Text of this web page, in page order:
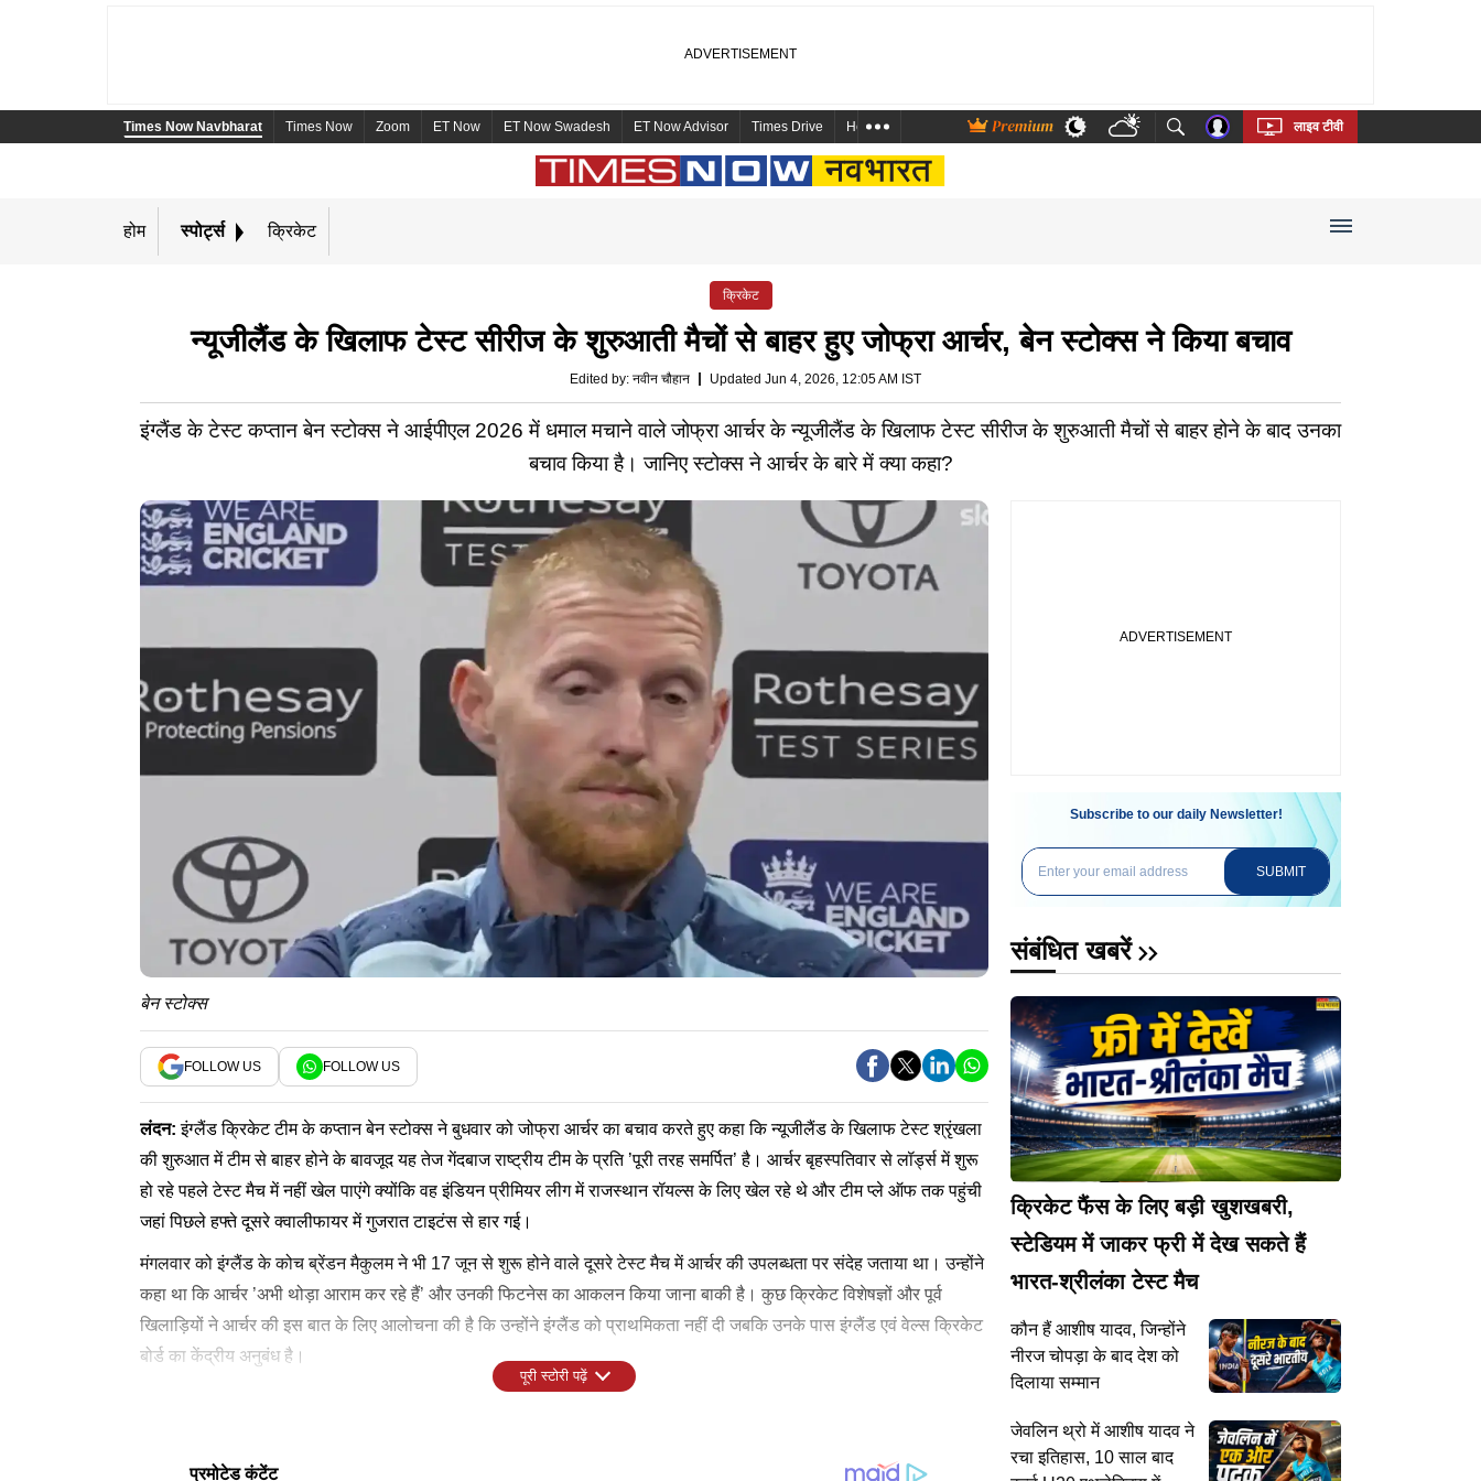
Times Now Navbharat Times Now Zoom ET Now ET Now Swadesh ET Now Advisor Times Drive Health and Me Marathi Bengali Telugu Tamil Kannada Malayalam
लाइव टीवी
होम स्पोर्ट्स क्रिकेट
क्रिकेट
न्यूजीलैंड के खिलाफ टेस्ट सीरीज के शुरुआती मैचों से बाहर हुए जोफ्रा आर्चर, बेन स्टोक्स ने किया बचाव
Edited by: नवीन चौहान Updated Jun 4, 2026, 12:05 AM IST
इंग्लैंड के टेस्ट कप्तान बेन स्टोक्स ने आईपीएल 2026 में धमाल मचाने वाले जोफ्रा आर्चर के न्यूजीलैंड के खिलाफ टेस्ट सीरीज के शुरुआती मैचों से बाहर होने के बाद उनका
बचाव किया है। जानिए स्टोक्स ने आर्चर के बारे में क्या कहा?
बेन स्टोक्स
FOLLOW US FOLLOW US
लंदन:इंग्लैंड क्रिकेट टीम के कप्तान बेन स्टोक्स ने बुधवार को जोफ्रा आर्चर का बचाव करते हुए कहा कि न्यूजीलैंड के खिलाफ टेस्ट श्रृंखला
की शुरुआत में टीम से बाहर होने के बावजूद यह तेज गेंदबाज राष्ट्रीय टीम के प्रति ’पूरी तरह समर्पित’ है। आर्चर बृहस्पतिवार से लॉर्ड्स में शुरू
हो रहे पहले टेस्ट मैच में नहीं खेल पाएंगे क्योंकि वह इंडियन प्रीमियर लीग में राजस्थान रॉयल्स के लिए खेल रहे थे और टीम प्ले ऑफ तक पहुंची
जहां पिछले हफ्ते दूसरे क्वालीफायर में गुजरात टाइटंस से हार गई।
मंगलवार को इंग्लैंड के कोच ब्रेंडन मैकुलम ने भी 17 जून से शुरू होने वाले दूसरे टेस्ट मैच में आर्चर की उपलब्धता पर संदेह जताया था। उन्होंने
कहा था कि आर्चर ’अभी थोड़ा आराम कर रहे हैं’ और उनकी फिटनेस का आकलन किया जाना बाकी है। कुछ क्रिकेट विशेषज्ञों और पूर्व
खिलाड़ियों ने आर्चर की इस बात के लिए आलोचना की है कि उन्होंने इंग्लैंड को प्राथमिकता नहीं दी जबकि उनके पास इंग्लैंड एवं वेल्स क्रिकेट
बोर्ड का केंद्रीय अनुबंध है।
लीग के बढ़ते चलन को देखते हुए यह आज के क्रिकेट का एक स्वाभाविक हिस्सा है। स्टोक्स ने कहा,'मुझे लगता है कि जोफ्रा और उनकी
थे। हां, अगर सब कुछ आदर्श होता तो यह बहुत ही शानदार होता कि हमें हर मौके पर अपनी पसंद के सभी खिलाड़ी उपलब्ध मिलते। लेकिन
लेटेस्ट न्यूज
पूरी स्टोरी पढ़ें
Subscribe to our daily Newsletter!
SUBMIT
संबंधित खबरें
क्रिकेट फैंस के लिए बड़ी खुशखबरी,
स्टेडियम में जाकर फ्री में देख सकते हैं
भारत-श्रीलंका टेस्ट मैच
कौन हैं आशीष यादव, जिन्होंने
नीरज चोपड़ा के बाद देश को
दिलाया सम्मान
जेवलिन थ्रो में आशीष यादव ने
रचा इतिहास, 10 साल बाद